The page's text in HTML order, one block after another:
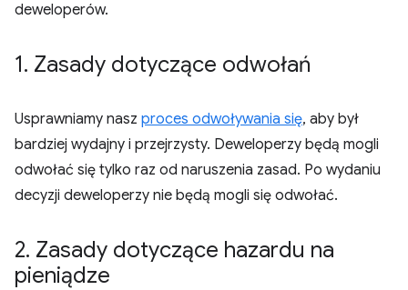
deweloperów.
1. Zasady dotyczące odwołań
Usprawniamy nasz proces odwoływania się, aby był
bardziej wydajny i przejrzysty. Deweloperzy będą mogli
odwołać się tylko raz od naruszenia zasad. Po wydaniu
decyzji deweloperzy nie będą mogli się odwołać.
2. Zasady dotyczące hazardu na
pieniądze